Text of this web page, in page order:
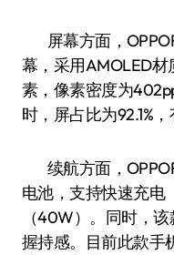
屏幕方面，
幕，采用AMOLED
素，像素密度为
时，屏占比为92.1%
续航方面，
电池，支持快速充电
（40W）。同时，
握持感。目前此款手